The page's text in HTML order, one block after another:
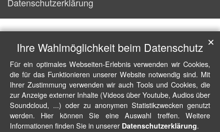
Ihre Wahlmöglichkeit beim Datenschutz
Für ein optimales Webseiten-Erlebnis verwenden wir Cookies,
die für das Funktionieren unserer Website notwendig sind. Mit
Ihrer Zustimmung verwenden wir auch Tools und Cookies, die
zur Anzeige externer Inhalte (Videos über Youtube, Audios über
Soundcloud, ...) oder zu anonymen Statistikzwecken genutzt
werden. Hier können Sie eine Auswahl treffen. Weitere
Informationen finden Sie in unserer Datenschutzerklärung.
✕